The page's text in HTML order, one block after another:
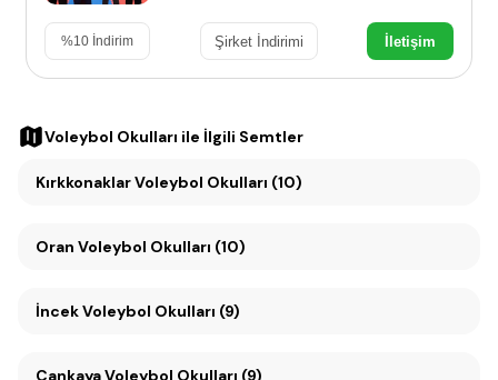
%10 İndirim Şirket İndirimi İletişim
Voleybol Okulları ile İlgili Semtler
Kırkkonaklar Voleybol Okulları (10)
Oran Voleybol Okulları (10)
İncek Voleybol Okulları (9)
Çankaya Voleybol Okulları (9)